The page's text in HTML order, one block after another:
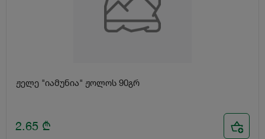
ჟელე "იამუნია" ჟოლოს 90გრ
2.65 ₾